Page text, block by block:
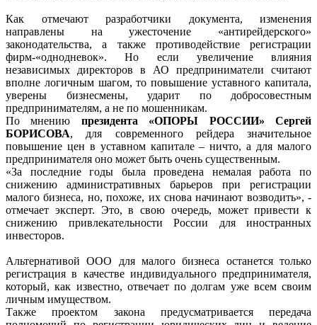
Как отмечают разработчики документа, изменения
направлены на ужесточение «антирейдерского»
законодательства, а также противодействие регистрации
фирм-«однодневок». Но если увеличение влияния
независимых директоров в АО предприниматели считают
вполне логичным шагом, то повышение уставного капитала,
уверены бизнесмены, ударит по добросовестным
предпринимателям, а не по мошенникам.
По мнению президента «ОПОРЫ РОССИИ» Сергей
БОРИСОВА, для современного рейдера значительное
повышение цен в уставном капитале – ничто, а для малого
предпринимателя оно может быть очень существенным.
«За последние годы была проведена немалая работа по
снижению административных барьеров при регистрации
малого бизнеса, но, похоже, их снова начинают возводить», -
отмечает эксперт. Это, в свою очередь, может привести к
снижению привлекательности России для иностранных
инвесторов.
Альтернативой ООО для малого бизнеса останется только
регистрация в качестве индивидуального предпринимателя,
который, как известно, отвечает по долгам уже всем своим
личным имуществом.
Также проектом закона предусматривается передача